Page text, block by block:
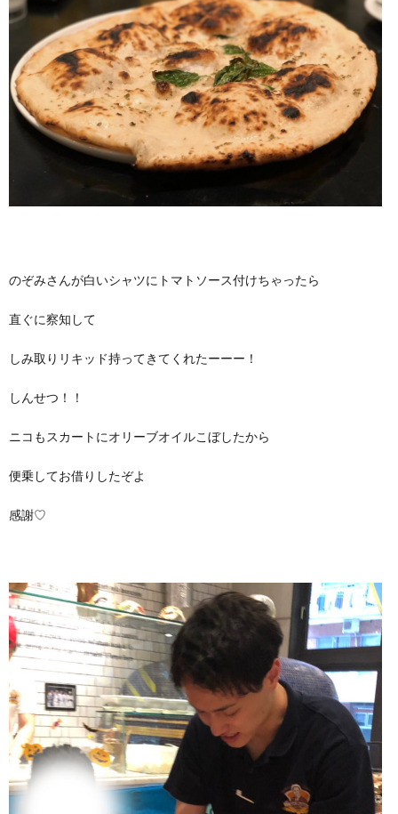
のぞみさんが白いシャツにトマトソース付けちゃったら
直ぐに察知して
しみ取りリキッド持ってきてくれたーーー！
しんせつ！！
ニコもスカートにオリーブオイルこぼしたから
便乗してお借りしたぞよ
感謝♡